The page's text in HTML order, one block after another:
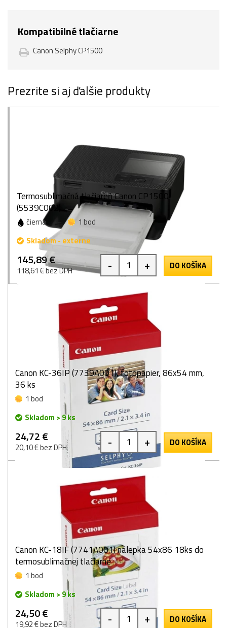
Kompatibilné tlačiarne
Canon Selphy CP1500
Prezrite si aj ďalšie produkty
Termosublimačná tlačiareň Canon CP1500
(5539C002)
čierna
1 bod
Skladom - externe
145,89 €
118,61 € bez DPH - + DO KOŠÍKA
Canon KC-36IP (7739A001), fotopapier, 86x54 mm,
36 ks
1 bod
Skladom > 9 ks
24,72 €
20,10 € bez DPH - + DO KOŠÍKA
Canon KC-18IF (7741A001) nálepka 54x86 18ks do
termosublimačnej tlačiarne
1 bod
Skladom > 9 ks
24,50 €
19,92 € bez DPH - + DO KOŠÍKA